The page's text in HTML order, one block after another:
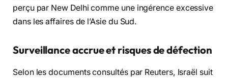
perçu par New Delhi comme une ingérence excessive
dans les affaires de l’Asie du Sud.
Surveillance accrue et risques de défection
Selon les documents consultés par Reuters, Israël suit